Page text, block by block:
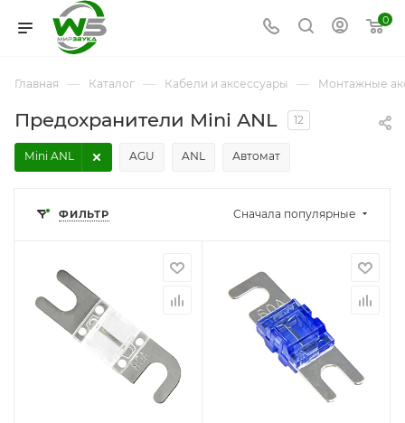
0
Главная — Каталог — Кабели и аксессуары — Монтажные
Предохранители Mini ANL 12
AGU ANL
Mini ANL Автомат
ФИЛЬТР Сначала популярные